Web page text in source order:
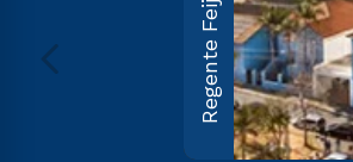
Regente Feijó